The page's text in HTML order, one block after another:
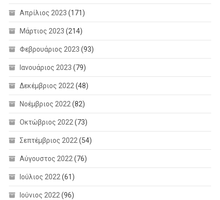
Απρίλιος 2023 (171)
Μάρτιος 2023 (214)
Φεβρουάριος 2023 (93)
Ιανουάριος 2023 (79)
Δεκέμβριος 2022 (48)
Νοέμβριος 2022 (82)
Οκτώβριος 2022 (73)
Σεπτέμβριος 2022 (54)
Αύγουστος 2022 (76)
Ιούλιος 2022 (61)
Ιούνιος 2022 (96)